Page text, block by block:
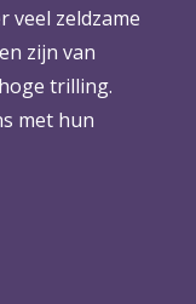
veel zeldzame
zijn van
trilling.
met hun